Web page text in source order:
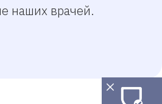
наших врачей.